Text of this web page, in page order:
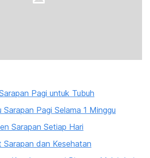
Pagi untuk Tubuh
Pagi Selama 1 Minggu
Sarapan Setiap Hari
Sarapan dan Kesehatan